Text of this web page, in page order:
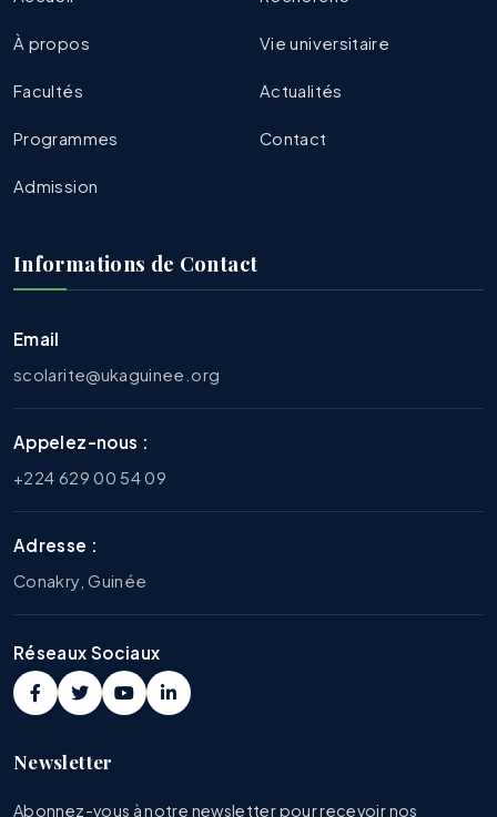
À propos
Facultés
Programmes
Admission
Vie universitaire
Actualités
Contact
Informations de Contact
Email
scolarite@ukaguinee.org
Appelez-nous :
+224 629 00 54 09
Adresse :
Conakry, Guinée
Réseaux Sociaux
Newsletter
Abonnez-vous à notre newsletter pour recevoir nos